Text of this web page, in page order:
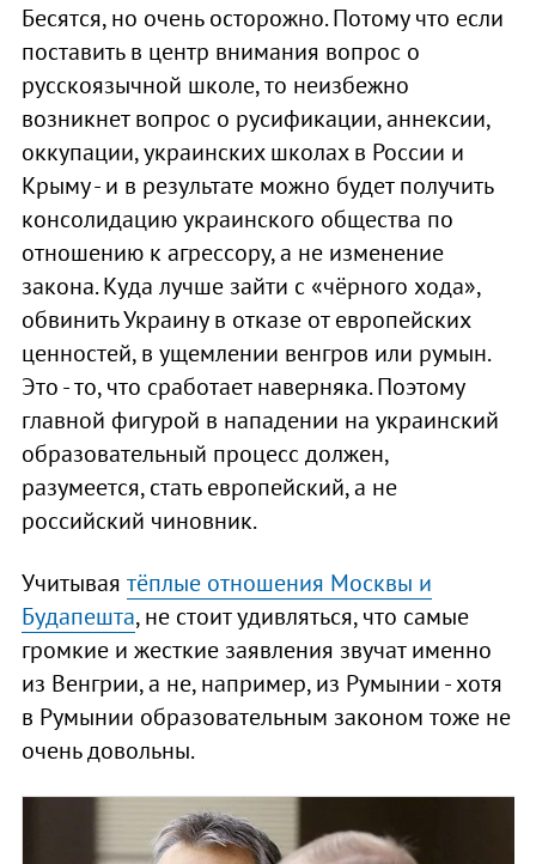
Бесятся, но очень осторожно. Потому что если
поставить в центр внимания вопрос о
русскоязычной школе, то неизбежно
возникнет вопрос о русификации, аннексии,
оккупации, украинских школах в России и
Крыму - и в результате можно будет получить
консолидацию украинского общества по
отношению к агрессору, а не изменение
закона. Куда лучше зайти с «чёрного хода»,
обвинить Украину в отказе от европейских
ценностей, в ущемлении венгров или румын.
Это - то, что сработает наверняка. Поэтому
главной фигурой в нападении на украинский
образовательный процесс должен,
разумеется, стать европейский, а не
российский чиновник.
Учитывая тёплые отношения Москвы и
Будапешта, не стоит удивляться, что самые
громкие и жесткие заявления звучат именно
из Венгрии, а не, например, из Румынии - хотя
в Румынии образовательным законом тоже не
очень довольны.